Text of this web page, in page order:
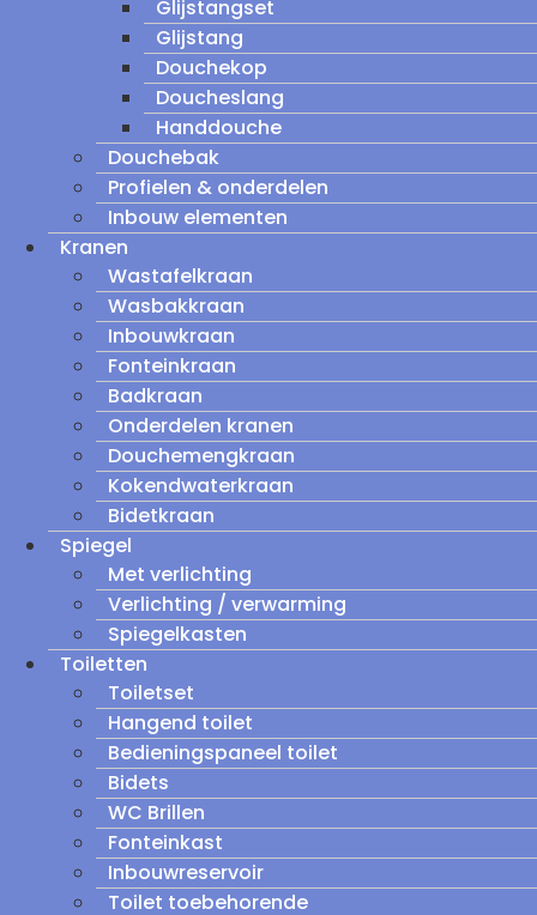
Glijstangset
Glijstang
Douchekop
Doucheslang
Handdouche
Douchebak
Profielen & onderdelen
Inbouw elementen
Kranen
Wastafelkraan
Wasbakkraan
Inbouwkraan
Fonteinkraan
Badkraan
Onderdelen kranen
Douchemengkraan
Kokendwaterkraan
Bidetkraan
Spiegel
Met verlichting
Verlichting / verwarming
Spiegelkasten
Toiletten
Toiletset
Hangend toilet
Bedieningspaneel toilet
Bidets
WC Brillen
Fonteinkast
Inbouwreservoir
Toilet toebehorende